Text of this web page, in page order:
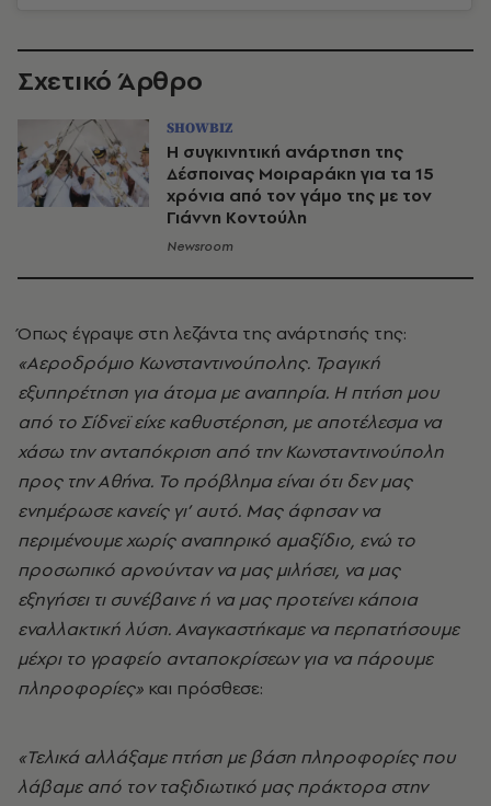
Σχετικό Άρθρο
SHOWBIZ
Η συγκινητική ανάρτηση της
Δέσποινας Μοιραράκη για τα 15
χρόνια από τον γάμο της με τον
Γιάννη Κοντούλη
Newsroom
Όπως έγραψε στη λεζάντα της ανάρτησής της:
«Αεροδρόμιο Κωνσταντινούπολης. Τραγική
εξυπηρέτηση για άτομα με αναπηρία. Η πτήση μου
από το Σίδνεϊ είχε καθυστέρηση, με αποτέλεσμα να
χάσω την ανταπόκριση από την Κωνσταντινούπολη
προς την Αθήνα. Το πρόβλημα είναι ότι δεν μας
ενημέρωσε κανείς γι’ αυτό. Μας άφησαν να
περιμένουμε χωρίς αναπηρικό αμαξίδιο, ενώ το
προσωπικό αρνούνταν να μας μιλήσει, να μας
εξηγήσει τι συνέβαινε ή να μας προτείνει κάποια
εναλλακτική λύση. Αναγκαστήκαμε να περπατήσουμε
μέχρι το γραφείο ανταποκρίσεων για να πάρουμε
πληροφορίες» και πρόσθεσε:
«Τελικά αλλάξαμε πτήση με βάση πληροφορίες που
λάβαμε από τον ταξιδιωτικό μας πράκτορα στην